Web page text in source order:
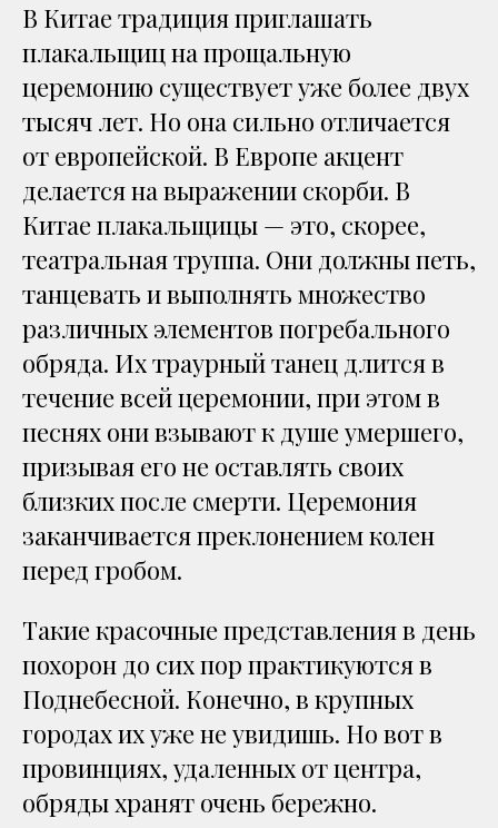
В Китае традиция приглашать
плакальщиц на прощальную
церемонию существует уже более двух
тысяч лет. Но она сильно отличается
от европейской. В Европе акцент
делается на выражении скорби. В
Китае плакальщицы — это, скорее,
театральная труппа. Они должны петь,
танцевать и выполнять множество
различных элементов погребального
обряда. Их траурный танец длится в
течение всей церемонии, при этом в
песнях они взывают к душе умершего,
призывая его не оставлять своих
близких после смерти. Церемония
заканчивается преклонением колен
перед гробом.
Такие красочные представления в день
похорон до сих пор практикуются в
Поднебесной. Конечно, в крупных
городах их уже не увидишь. Но вот в
провинциях, удаленных от центра,
обряды хранят очень бережно.